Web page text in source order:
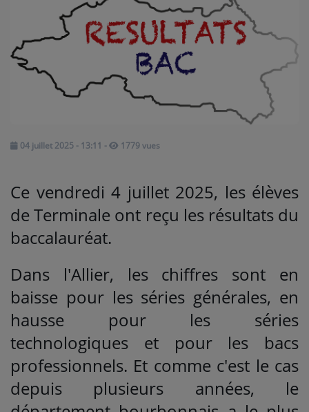
La Radio
EMISSIONS
ARTISTES
Agenda
Se connecter
04 juillet 2025 - 13:11 - 1779 vues
Ce vendredi 4 juillet 2025, les élèves
de Terminale ont reçu les résultats du
baccalauréat.
Dans l'Allier, les chiffres sont en
baisse pour les séries générales, en
hausse pour les séries
technologiques et pour les bacs
professionnels. Et comme c'est le cas
depuis plusieurs années, le